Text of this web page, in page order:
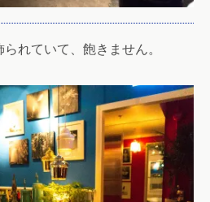
れていて、飽きません。